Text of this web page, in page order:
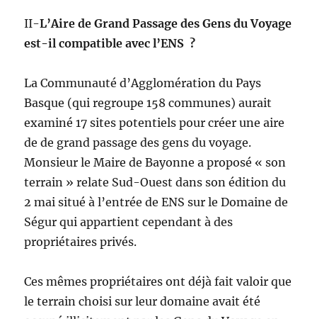
II-L’Aire de Grand Passage des Gens du Voyage
est-il compatible avec l’ENS ?
La Communauté d’Agglomération du Pays
Basque (qui regroupe 158 communes) aurait
examiné 17 sites potentiels pour créer une aire
de de grand passage des gens du voyage.
Monsieur le Maire de Bayonne a proposé « son
terrain » relate Sud-Ouest dans son édition du
2 mai situé à l’entrée de ENS sur le Domaine de
Ségur qui appartient cependant à des
propriétaires privés.
Ces mêmes propriétaires ont déjà fait valoir que
le terrain choisi sur leur domaine avait été